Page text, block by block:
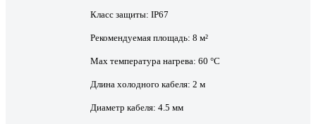
Класс защиты: IP67
Рекомендуемая площадь: 8 м²
Max температура нагрева: 60 °С
Длина холодного кабеля: 2 м
Диаметр кабеля: 4.5 мм